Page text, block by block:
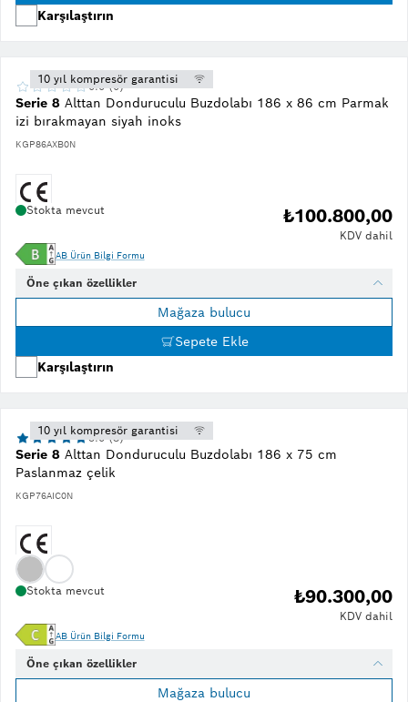
Karşılaştırın
Serie 8 Alttan Donduruculu Buzdolabı 186 x 86 cm Parmak
izi bırakmayan siyah inoks
KGP86AXB0N
0.0 (0)
10 yıl kompresör garantisi
Stokta mevcut ₺100.800,00
KDV dahil
AB Ürün Bilgi Formu
Öne çıkan özellikler
Mağaza bulucu
Sepete Ekle
Karşılaştırın
Serie 8 Alttan Donduruculu Buzdolabı 186 x 75 cm
Paslanmaz çelik
KGP76AIC0N
5.0 (3)
10 yıl kompresör garantisi
Stokta mevcut ₺90.300,00
KDV dahil
AB Ürün Bilgi Formu
Öne çıkan özellikler
Mağaza bulucu